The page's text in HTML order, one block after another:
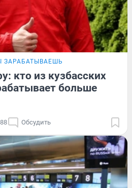
ЗАРАБАТЫВАЕШЬ
кто из кузбасских
больше
Обсудить